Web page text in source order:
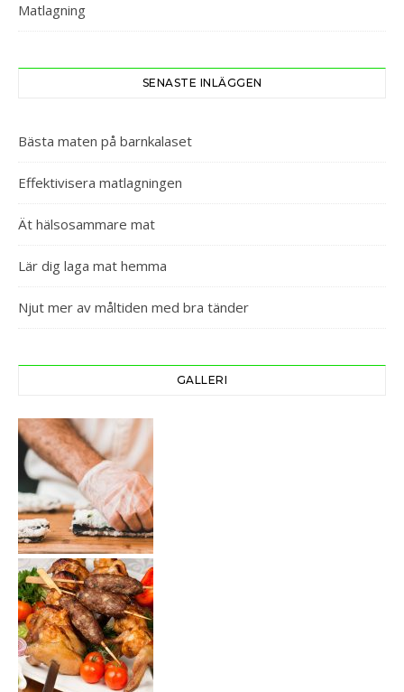
Matlagning
SENASTE INLÄGGEN
Bästa maten på barnkalaset
Effektivisera matlagningen
Ät hälsosammare mat
Lär dig laga mat hemma
Njut mer av måltiden med bra tänder
GALLERI